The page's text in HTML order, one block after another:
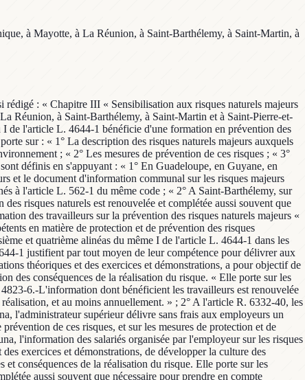
à Mayotte, à La Réunion, à Saint-Barthélemy, à Saint-Martin, à
: « Chapitre III « Sensibilisation aux risques naturels majeurs
Réunion, à Saint-Barthélemy, à Saint-Martin et à Saint-Pierre-et-
de l'article L. 4644-1 bénéficie d'une formation en prévention des
sur : « 1° La description des risques naturels majeurs auxquels
; « 2° Les mesures de prévention de ces risques ; « 3°
définis en s'appuyant : « 1° En Guadeloupe, en Guyane, en
et le document d'information communal sur les risques majeurs
à l'article L. 562-1 du même code ; « 2° A Saint-Barthélemy, sur
risques naturels est renouvelée et complétée aussi souvent que
des travailleurs sur la prévention des risques naturels majeurs «
en matière de protection et de prévention des risques
et quatrième alinéas du même I de l'article L. 4644-1 dans les
1 justifient par tout moyen de leur compétence pour délivrer aux
théoriques et des exercices et démonstrations, a pour objectif de
des conséquences de la réalisation du risque. « Elle porte sur les
6.-L'information dont bénéficient les travailleurs est renouvelée
et au moins annuellement. » ; 2° A l'article R. 6332-40, les
l'administrateur supérieur délivre sans frais aux employeurs un
de ces risques, et sur les mesures de protection et de
l'information des salariés organisée par l'employeur sur les risques
exercices et démonstrations, de développer la culture des
conséquences de la réalisation du risque. Elle porte sur les
aussi souvent que nécessaire pour prendre en compte